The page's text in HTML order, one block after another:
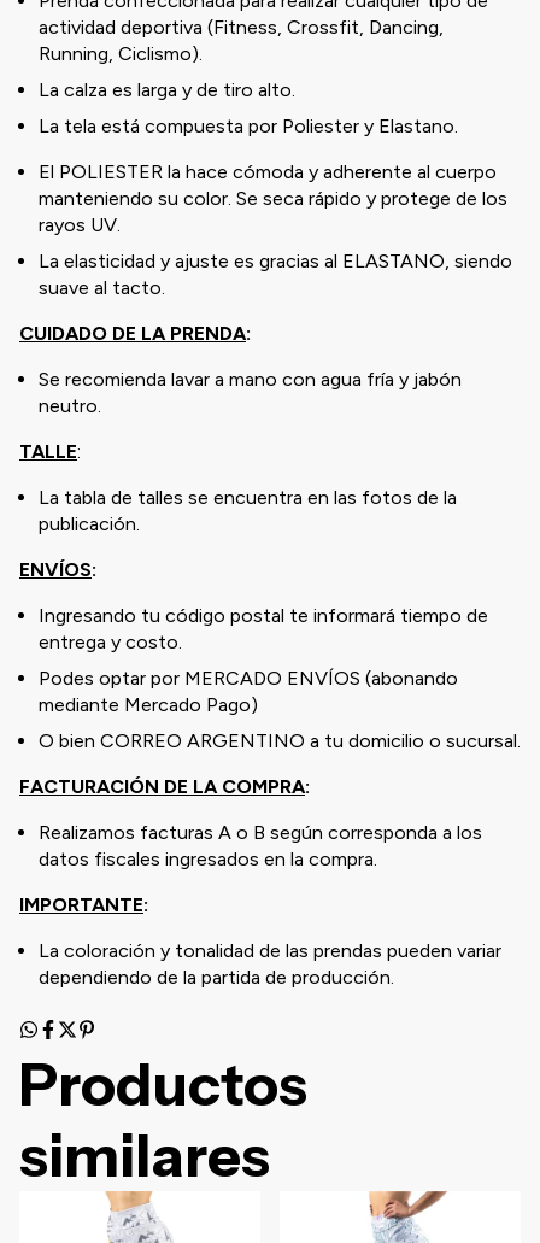
actividad deportiva (Fitness, Crossfit, Dancing,
Running, Ciclismo).
La calza es larga y de tiro alto.
La tela está compuesta por Poliester y Elastano.
El POLIESTER la hace cómoda y adherente al cuerpo
manteniendo su color. Se seca rápido y protege de los
rayos UV.
La elasticidad y ajuste es gracias al ELASTANO, siendo
suave al tacto.
CUIDADO DE LA PRENDA:
Se recomienda lavar a mano con agua fría y jabón
neutro.
TALLE:
La tabla de talles se encuentra en las fotos de la
publicación.
ENVÍOS:
Ingresando tu código postal te informará tiempo de
entrega y costo.
Podes optar por MERCADO ENVÍOS (abonando
mediante Mercado Pago)
O bien CORREO ARGENTINO a tu domicilio o sucursal.
FACTURACIÓN DE LA COMPRA:
Realizamos facturas A o B según corresponda a los
datos fiscales ingresados en la compra.
IMPORTANTE:
La coloración y tonalidad de las prendas pueden variar
dependiendo de la partida de producción.
Productos
similares